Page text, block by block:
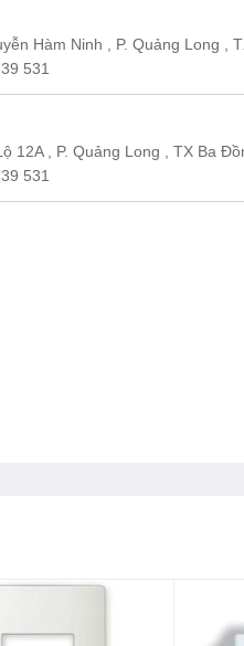
Hàm Ninh , P. Quảng Long ,
531
12A , P. Quảng Long , TX Ba
531